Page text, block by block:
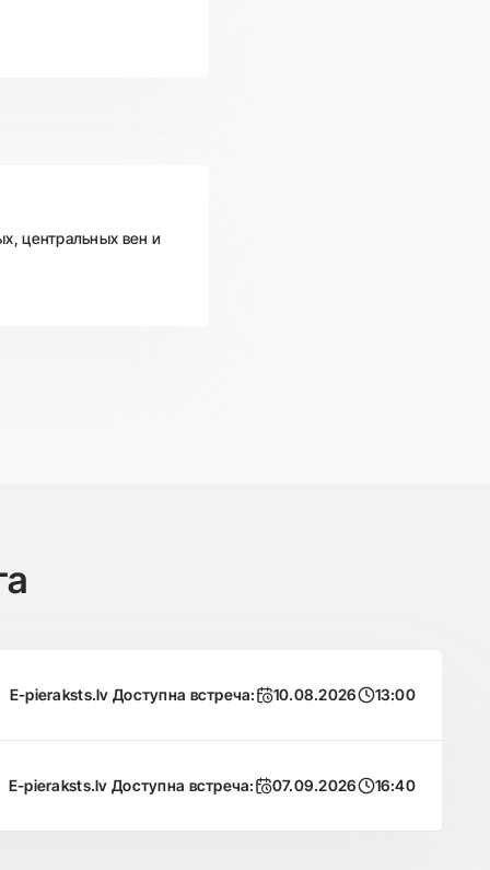
центральных вен и
E-pieraksts.lv Доступна встреча: 10.08.2026 13:00
E-pieraksts.lv Доступна встреча: 07.09.2026 16:40